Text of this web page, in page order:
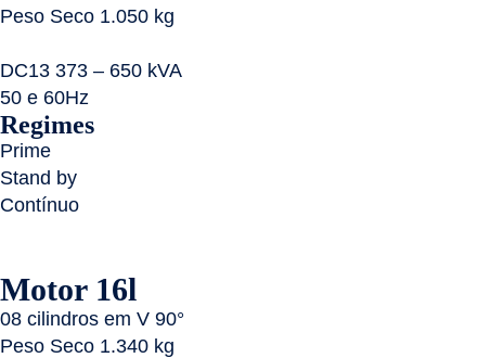
Peso Seco 1.050 kg
DC13 373 – 650 kVA
50 e 60Hz
Regimes
Prime
Stand by
Contínuo
Motor 16l
08 cilindros em V 90°
Peso Seco 1.340 kg